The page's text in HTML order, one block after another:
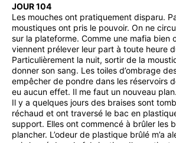
JOUR 104
Les mouches ont pratiquement disparu.
moustiques ont pris le pouvoir. On ne
sur la plateforme. Comme une mafia bien
viennent prélever leur part à toute heure
Particulièrement la nuit, sortir de la
donner son sang. Les toiles d’ombrage
empêcher de pondre dans les réservoirs
eu aucun effet. Il me faut un nouveau plan.
Il y a quelques jours des braises sont
réchaud et ont traversé le bac en
support. Elles ont commencé à brûler les
plancher. L’odeur de plastique brûlé m’a